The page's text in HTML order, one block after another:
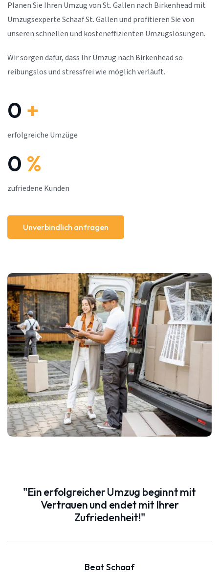
"Ein erfolgreicher Umzug beginnt mit
Vertrauen und endet mit Ihrer
Zufriedenheit!"
Beat Schaaf
Planen Sie Ihren Umzug von St. Gallen nach Birkenhead mit
Umzugsexperte Schaaf St. Gallen und profitieren Sie von
unseren schnellen und kosteneffizienten Umzugslösungen.
Wir sorgen dafür, dass Ihr Umzug nach Birkenhead so
reibungslos und stressfrei wie möglich verläuft.
0 +
erfolgreiche Umzüge
0 %
zufriedene Kunden
Unverbindlich anfragen